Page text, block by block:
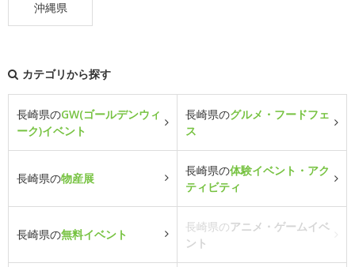
沖縄県
カテゴリから探す
長崎県のGW(ゴールデンウィ
ーク)イベント
長崎県のグルメ・フードフェ
ス
長崎県の物産展
長崎県の体験イベント・アク
ティビティ
長崎県の無料イベント
長崎県のアニメ・ゲームイベ
ント